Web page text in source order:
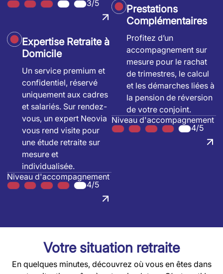
3/5
Expertise Retraite à
Domicile
Un service premium et
confidentiel, réservé
uniquement aux cadres
et salariés. Sur rendez-
vous, un expert Neovia
vous rend visite pour
une étude retraite sur
mesure et
individualisée.
Niveau d'accompagnement
4/5
Prestations
Complémentaires
Profitez d’un
accompagnement sur
mesure pour le rachat
de trimestres, le calcul
et les démarches liées à
la pension de réversion
de votre conjoint.
Niveau d'accompagnement
4/5
Votre situation retraite
En quelques minutes, découvrez où vous en êtes dans